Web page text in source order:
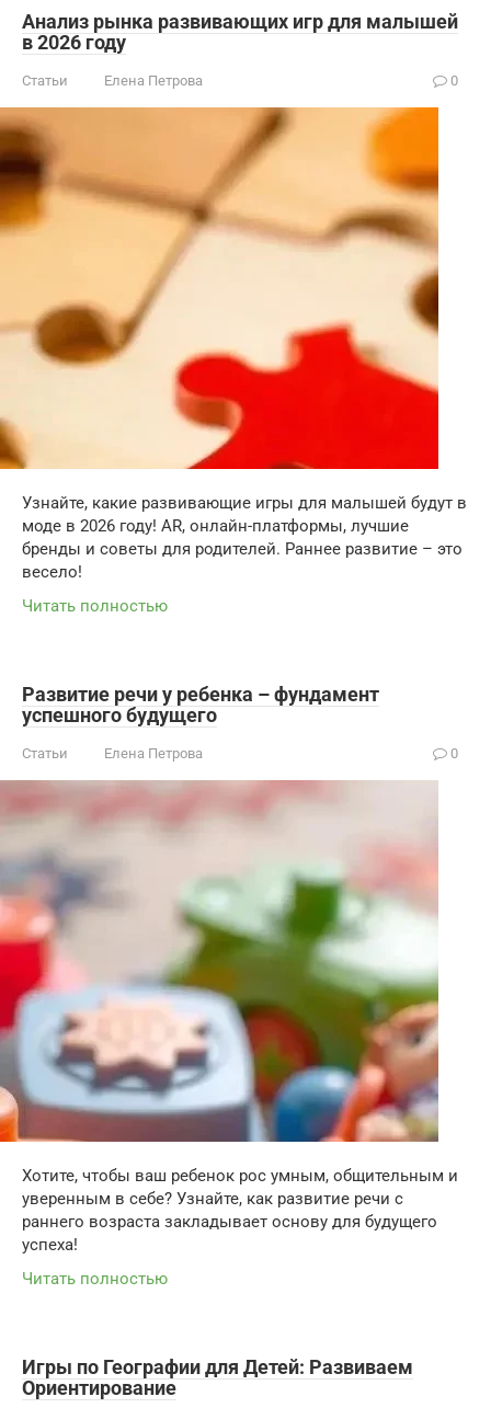
Анализ рынка развивающих игр для малышей
в 2026 году
Статьи Елена Петрова 0
Узнайте, какие развивающие игры для малышей будут в
моде в 2026 году! AR, онлайн-платформы, лучшие
бренды и советы для родителей. Раннее развитие – это
весело!
Читать полностью
Развитие речи у ребенка – фундамент
успешного будущего
Статьи Елена Петрова 0
Хотите, чтобы ваш ребенок рос умным, общительным и
уверенным в себе? Узнайте, как развитие речи с
раннего возраста закладывает основу для будущего
успеха!
Читать полностью
Игры по Географии для Детей: Развиваем
Ориентирование